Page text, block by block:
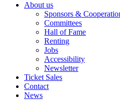
About us
Sponsors &
Committees
Hall of Fame
Renting
Jobs
Accessibility
Newsletter
Ticket Sales
Contact
News